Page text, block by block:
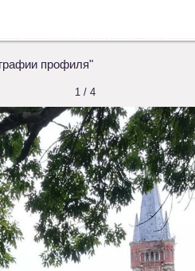
профиля"
1 / 4